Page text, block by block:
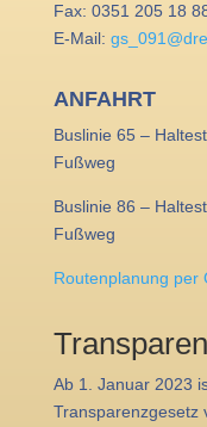
Fax: 0351 205 18
E-Mail:
ANFAHRT
Buslinie 65 –
Fußweg
Buslinie 86 –
Fußweg
Routenplanung per
Ab 1. Januar 2023
Transparenzgesetz